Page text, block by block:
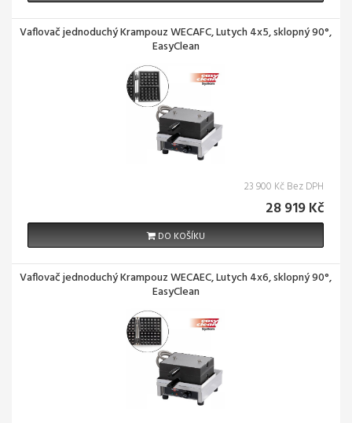
Vaflovač jednoduchý Krampouz WECAFC, Lutych 4x5, sklopný 90°,
EasyClean
23 900 Kč Bez DPH
28 919 Kč
DO KOŠÍKU
Vaflovač jednoduchý Krampouz WECAEC, Lutych 4x6, sklopný 90°,
EasyClean